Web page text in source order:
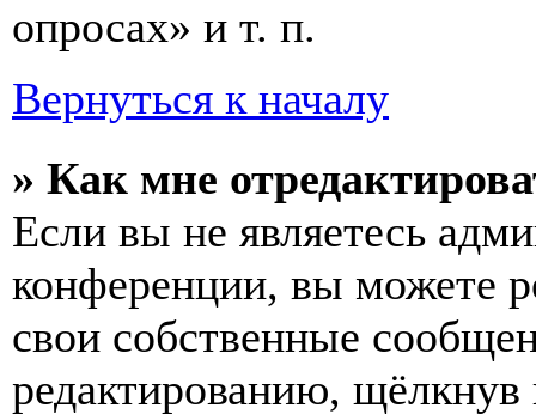
опросах» и т. п.
Вернуться к началу
» Как мне
Если вы не являетесь
конференции, вы можете
свои собственные
редактированию,